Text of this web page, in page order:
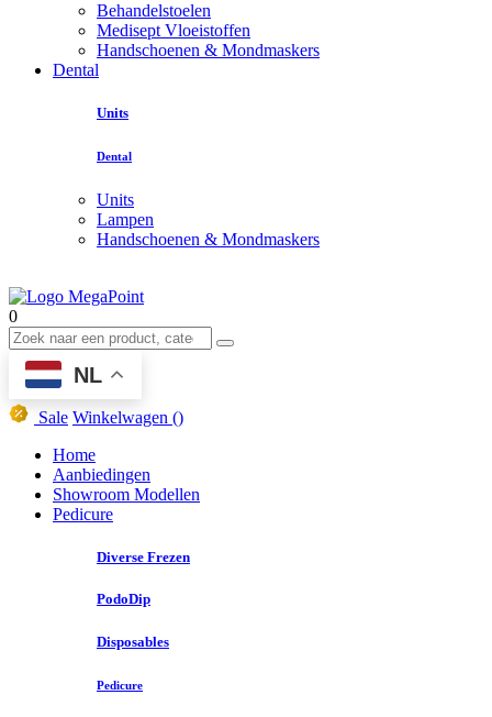
Behandelstoelen
Medisept Vloeistoffen
Handschoenen & Mondmaskers
Dental
Units
Dental
Units
Lampen
Handschoenen & Mondmaskers
0
NL
Sale Winkelwagen ()
Home
Aanbiedingen
Showroom Modellen
Pedicure
Diverse Frezen
PodoDip
Disposables
Pedicure